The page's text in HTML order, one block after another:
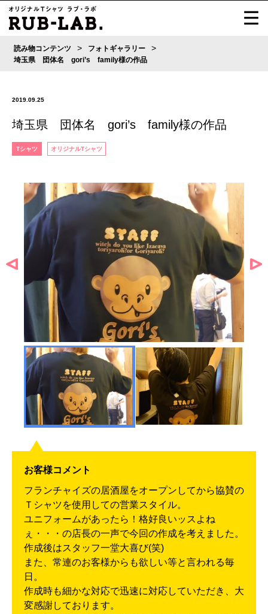
読み物コンテンツ > フォトギャラリー >
埼玉県 団体名 gori’s family様の作品
2019.09.25
埼玉県 団体名 gori’s family様の作品
Tシャツ オリジナルTシャツ
お客様コメント
フランチャイズの居酒屋をオープンしてから協賛の
Ｔシャツを使用しての営業スタイル。
ユニフォームがあったら！格好良いッスよね
ぇ・・・の店長の一声で今回の作成を考えました。
作成後はスタッフ一堂大喜び(笑)
また、常連のお客様からも欲しい等と言われる毎
日。
作成時も細かな対応で迅速に対応していただき、大
変感謝しております。